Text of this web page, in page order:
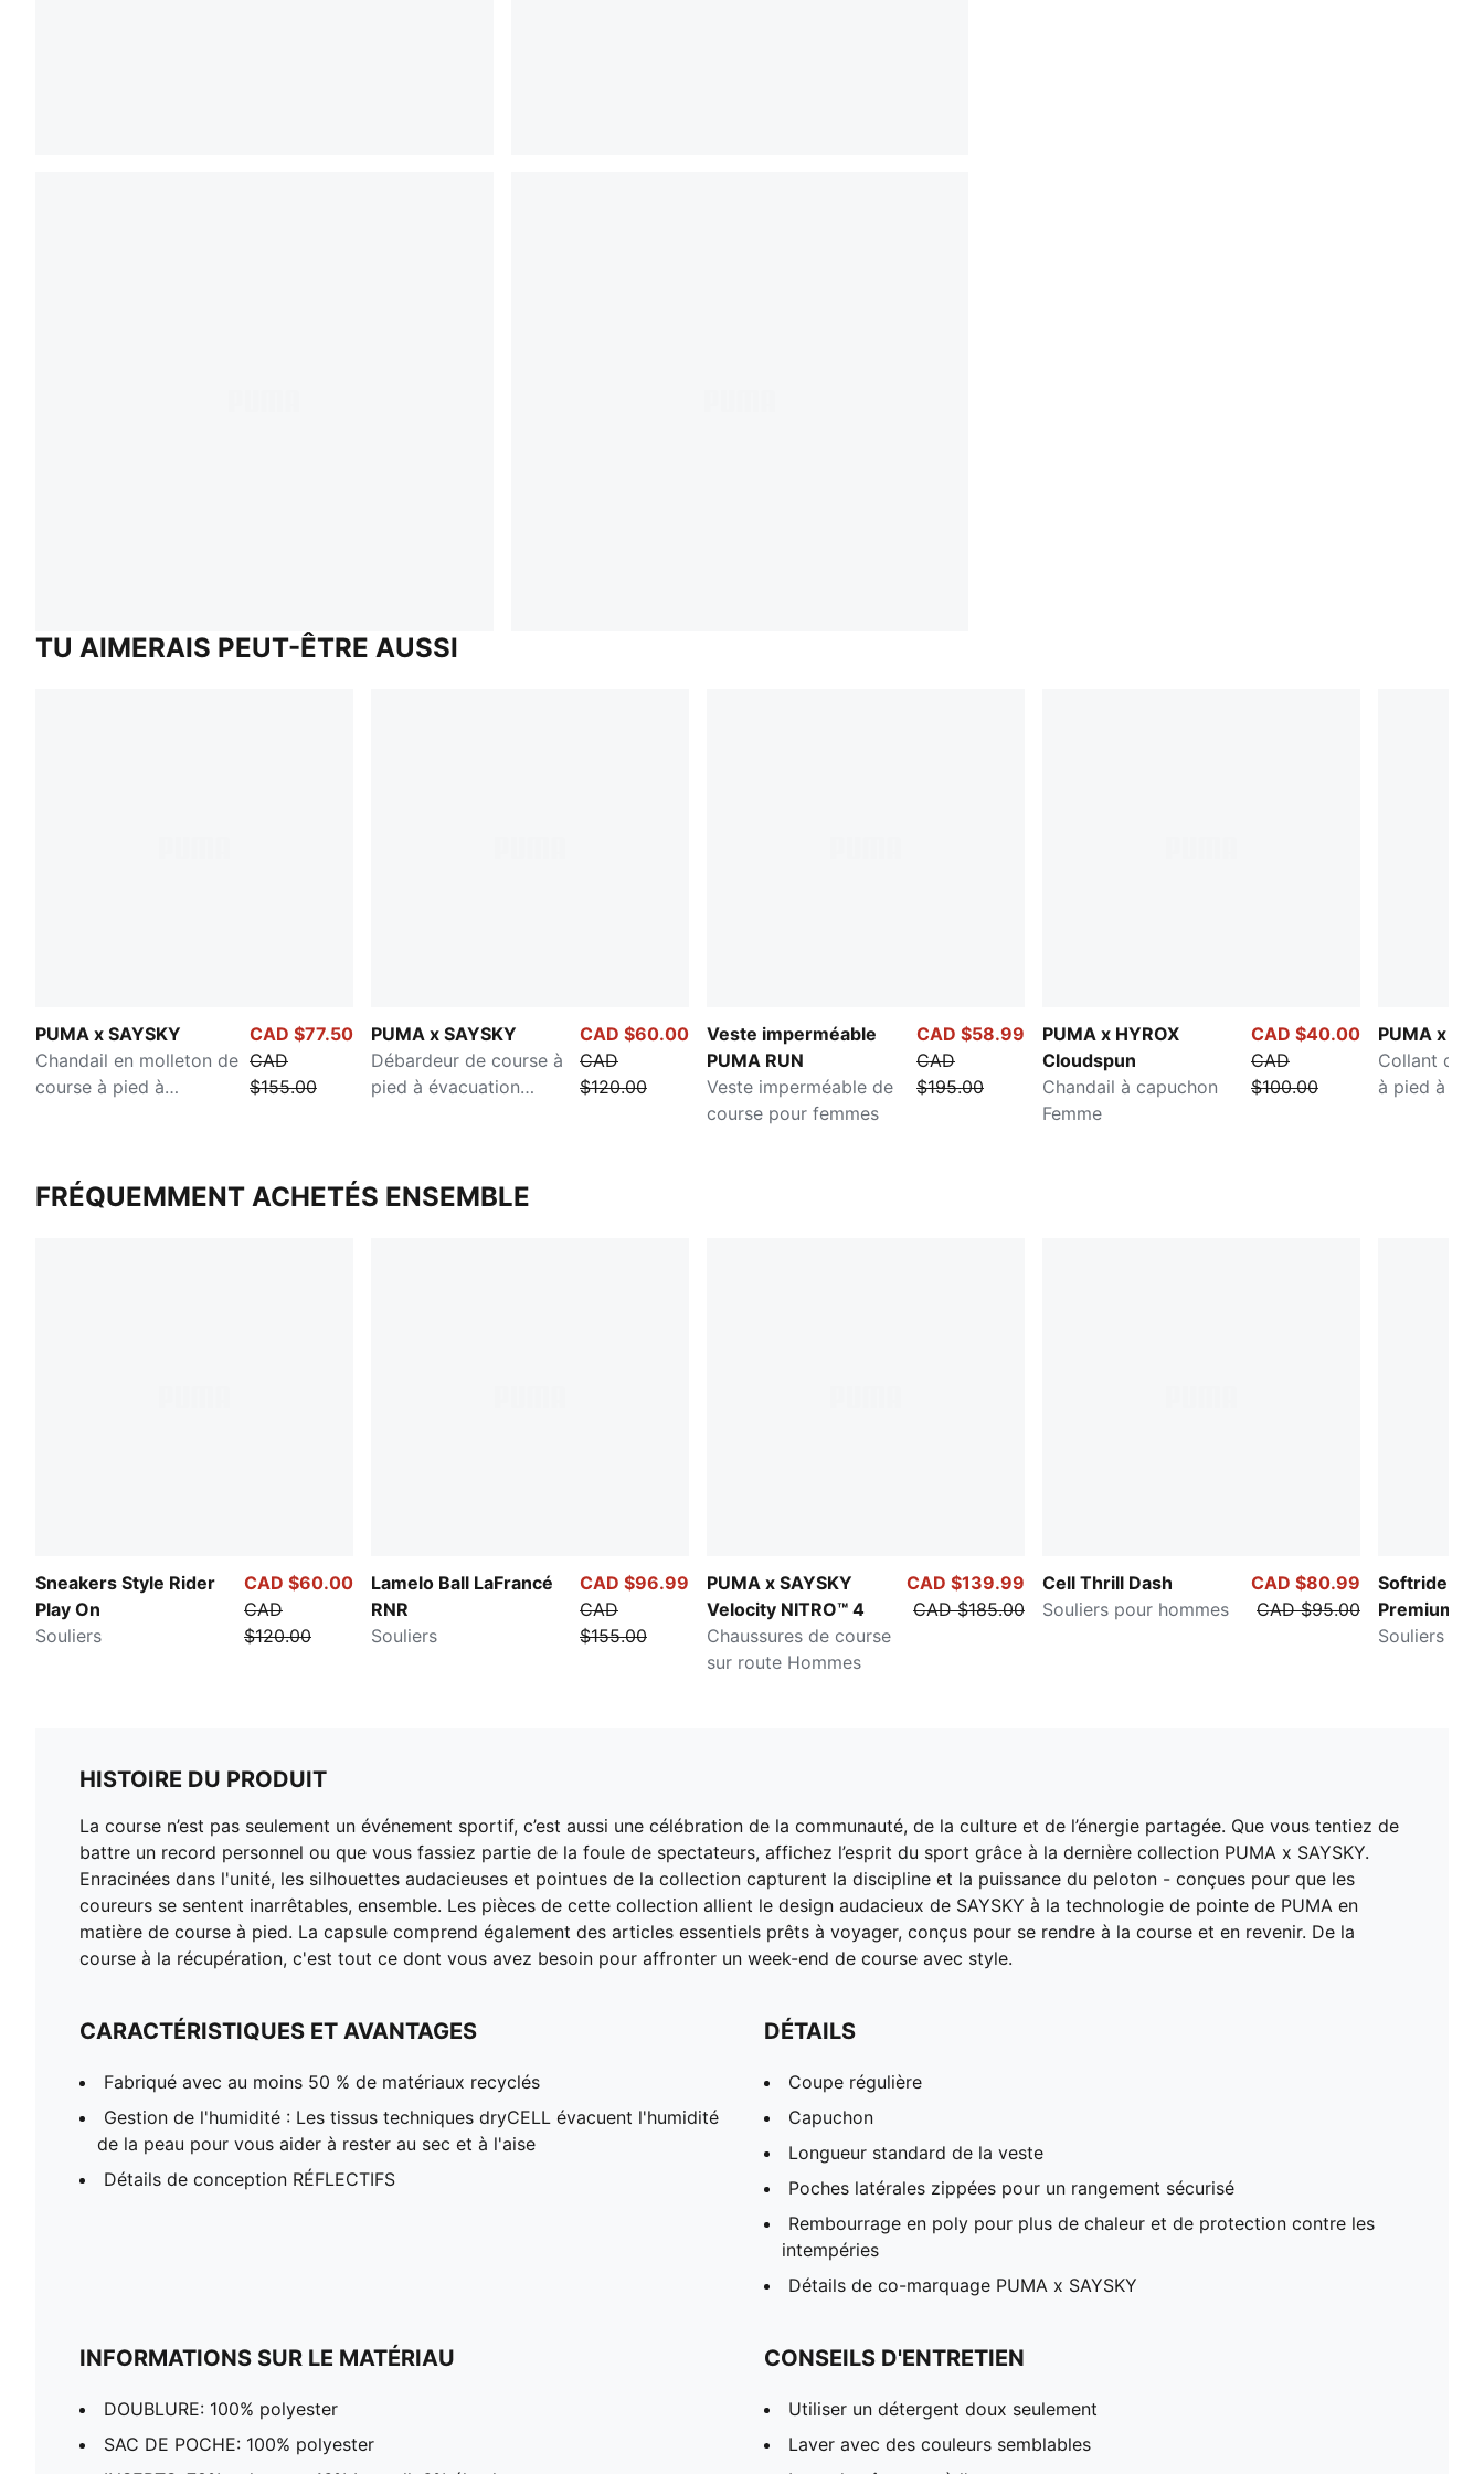
TU AIMERAIS PEUT-ÊTRE AUSSI
PUMA x SAYSKY
Chandail en molleton de
course à pied à
CAD $77.50
CAD
$155.00
PUMA x SAYSKY
Débardeur de course à
pied à évacuation
CAD $60.00
CAD
$120.00
Veste imperméable
PUMA RUN
Veste imperméable de
course pour femmes
CAD $58.99
CAD
$195.00
PUMA x HYROX
Cloudspun
Chandail à capuchon
Femme
CAD $40.00
CAD
$100.00
PUMA x
Collant
à pied à
FRÉQUEMMENT ACHETÉS ENSEMBLE
Sneakers Style Rider
Play On
Souliers
CAD $60.00
CAD
$120.00
Lamelo Ball LaFrancé
RNR
Souliers
CAD $96.99
CAD
$155.00
PUMA x SAYSKY
Velocity NITRO™ 4
Chaussures de course
sur route Hommes
CAD $139.99
CAD $185.00
Cell Thrill Dash
Souliers pour hommes
CAD $80.99
CAD $95.00
Softride
Premium
Souliers
HISTOIRE DU PRODUIT
La course n’est pas seulement un événement sportif, c’est aussi une célébration de la communauté, de la culture et de l’énergie partagée. Que vous tentiez de
battre un record personnel ou que vous fassiez partie de la foule de spectateurs, affichez l’esprit du sport grâce à la dernière collection PUMA x SAYSKY.
Enracinées dans l'unité, les silhouettes audacieuses et pointues de la collection capturent la discipline et la puissance du peloton - conçues pour que les
coureurs se sentent inarrêtables, ensemble. Les pièces de cette collection allient le design audacieux de SAYSKY à la technologie de pointe de PUMA en
matière de course à pied. La capsule comprend également des articles essentiels prêts à voyager, conçus pour se rendre à la course et en revenir. De la
course à la récupération, c'est tout ce dont vous avez besoin pour affronter un week-end de course avec style.
CARACTÉRISTIQUES ET AVANTAGES
Fabriqué avec au moins 50 % de matériaux recyclés
Gestion de l'humidité : Les tissus techniques dryCELL évacuent l'humidité
de la peau pour vous aider à rester au sec et à l'aise
Détails de conception RÉFLECTIFS
DÉTAILS
Coupe régulière
Capuchon
Longueur standard de la veste
Poches latérales zippées pour un rangement sécurisé
Rembourrage en poly pour plus de chaleur et de protection contre les
intempéries
Détails de co-marquage PUMA x SAYSKY
INFORMATIONS SUR LE MATÉRIAU
DOUBLURE: 100% polyester
SAC DE POCHE: 100% polyester
CONSEILS D'ENTRETIEN
Utiliser un détergent doux seulement
Laver avec des couleurs semblables